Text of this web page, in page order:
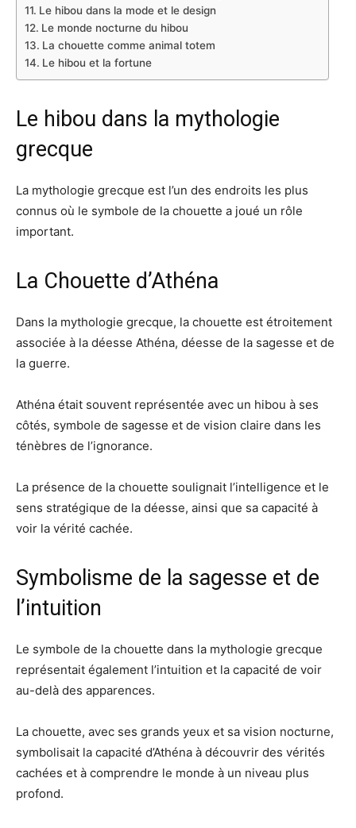
Le hibou dans la mode et le design
Le monde nocturne du hibou
La chouette comme animal totem
Le hibou et la fortune
Le hibou dans la mythologie
grecque
La mythologie grecque est l’un des endroits les plus
connus où le symbole de la chouette a joué un rôle
important.
La Chouette d’Athéna
Dans la mythologie grecque, la chouette est étroitement
associée à la déesse Athéna, déesse de la sagesse et de
la guerre.
Athéna était souvent représentée avec un hibou à ses
côtés, symbole de sagesse et de vision claire dans les
ténèbres de l’ignorance.
La présence de la chouette soulignait l’intelligence et le
sens stratégique de la déesse, ainsi que sa capacité à
voir la vérité cachée.
Symbolisme de la sagesse et de
l’intuition
Le symbole de la chouette dans la mythologie grecque
représentait également l’intuition et la capacité de voir
au-delà des apparences.
La chouette, avec ses grands yeux et sa vision nocturne,
symbolisait la capacité d’Athéna à découvrir des vérités
cachées et à comprendre le monde à un niveau plus
profond.